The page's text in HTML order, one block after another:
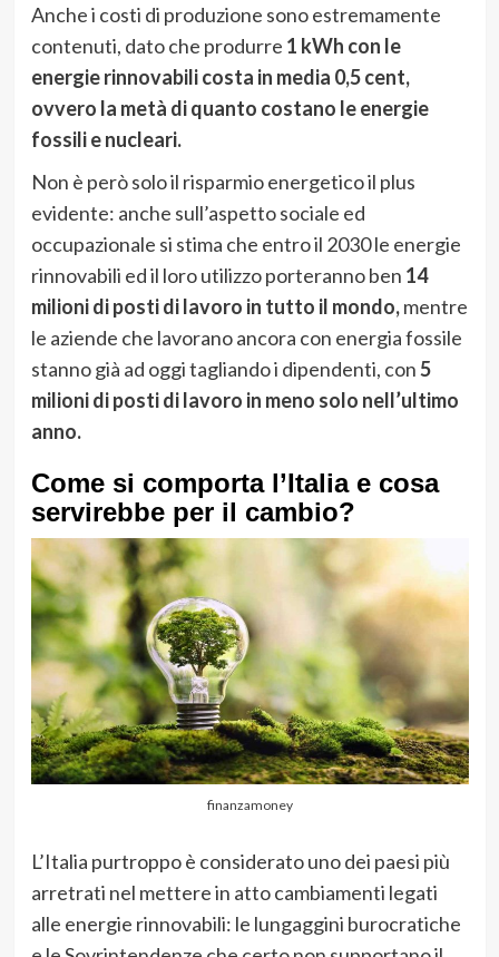
Anche i costi di produzione sono estremamente
contenuti, dato che produrre 1 kWh con le
energie rinnovabili costa in media 0,5 cent,
ovvero la metà di quanto costano le energie
fossili e nucleari.
Non è però solo il risparmio energetico il plus
evidente: anche sull’aspetto sociale ed
occupazionale si stima che entro il 2030 le energie
rinnovabili ed il loro utilizzo porteranno ben 14
milioni di posti di lavoro in tutto il mondo,mentre
le aziende che lavorano ancora con energia fossile
stanno già ad oggi tagliando i dipendenti, con5
milioni di posti di lavoro in meno solo nell’ultimo
anno.
Come si comporta l’Italia e cosa
servirebbe per il cambio?
finanzamoney
L’Italia purtroppo è considerato uno dei paesi più
arretrati nel mettere in atto cambiamenti legati
alle energie rinnovabili: le lungaggini burocratiche